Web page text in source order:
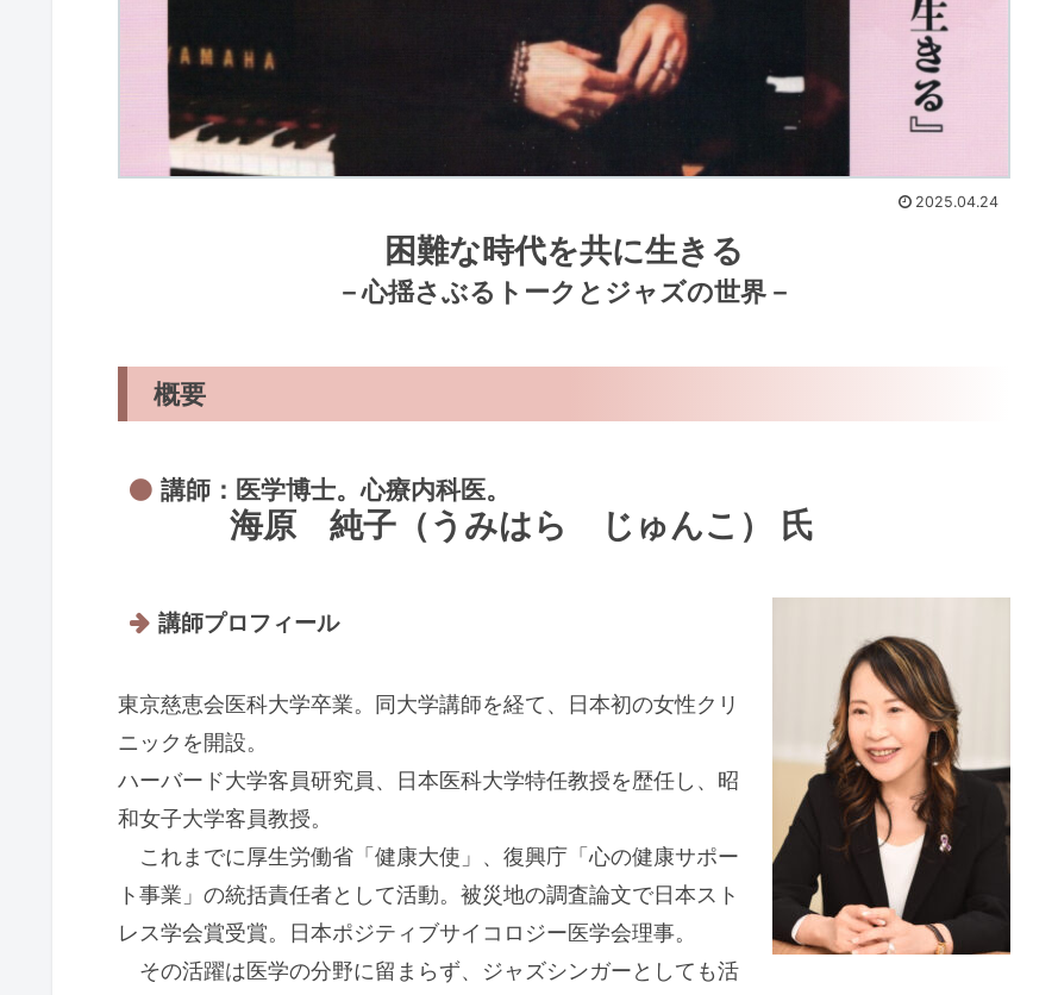
2025.04.24
困難な時代を共に生きる
－心揺さぶるトークとジャズの世界－
概要
講師：医学博士。心療内科医。
海原 純子（うみはら じゅんこ） 氏
講師プロフィール
東京慈恵会医科大学卒業。同大学講師を経て、日本初の女性クリ
ニックを開設。
ハーバード大学客員研究員、日本医科大学特任教授を歴任し、昭
和女子大学客員教授。
これまでに厚生労働省「健康大使」、復興庁「心の健康サポー
ト事業」の統括責任者として活動。被災地の調査論文で日本スト
レス学会賞受賞。日本ポジティブサイコロジー医学会理事。
その活躍は医学の分野に留まらず、ジャズシンガーとしても活